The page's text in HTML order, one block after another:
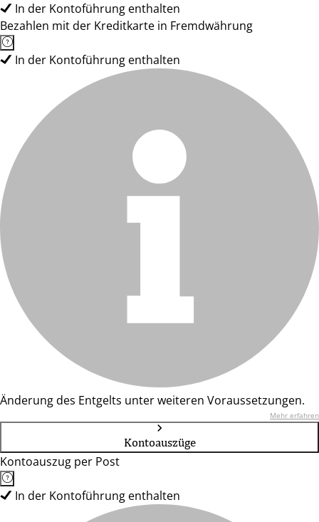
In der Kontoführung enthalten
Bezahlen mit der Kreditkarte in Fremdwährung
In der Kontoführung enthalten
Änderung des Entgelts unter weiteren Voraussetzungen.
Mehr erfahren
Kontoauszüge
Kontoauszug per Post
In der Kontoführung enthalten